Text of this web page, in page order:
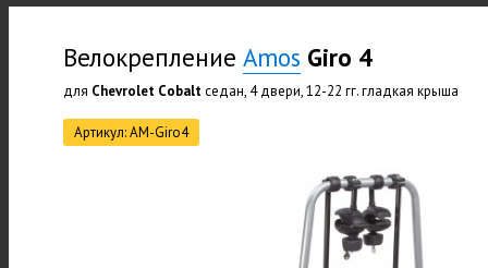
Велокрепление Amos Giro 4
для Chevrolet Cobaltседан, 4 двери, 12-22 гг. гладкая крыша
Артикул: АМ-Giro4